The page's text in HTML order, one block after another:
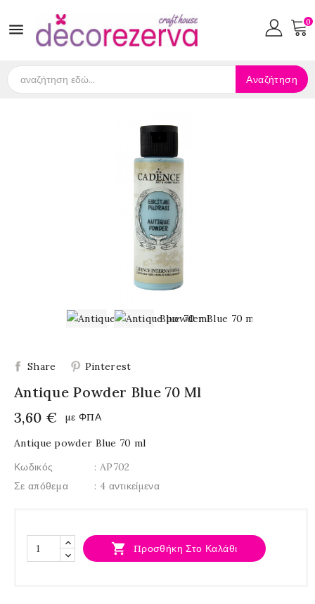
 0
Αναζήτηση
Share Pinterest
Antique Powder Blue 70 Ml
3,60 €
με ΦΠΑ
Antique powder Blue 70 ml
Κωδικός
: AP702
Σε απόθεμα
: 4 αντικείμενα
 Προσθήκη Στο Καλάθι